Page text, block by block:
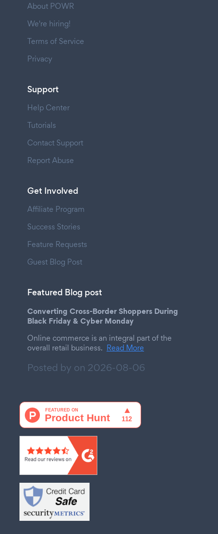
About POWR
We're hiring!
Terms of Service
Privacy
Support
Help Center
Tutorials
Contact Support
Report Abuse
Get Involved
Affiliate Program
Success Stories
Feature Requests
Guest Blog Post
Featured Blog post
Converting Cross-Border Shoppers During
Black Friday & Cyber Monday
Online commerce is an integral part of the
overall retail business. Read More
Posted by on 2026-08-06